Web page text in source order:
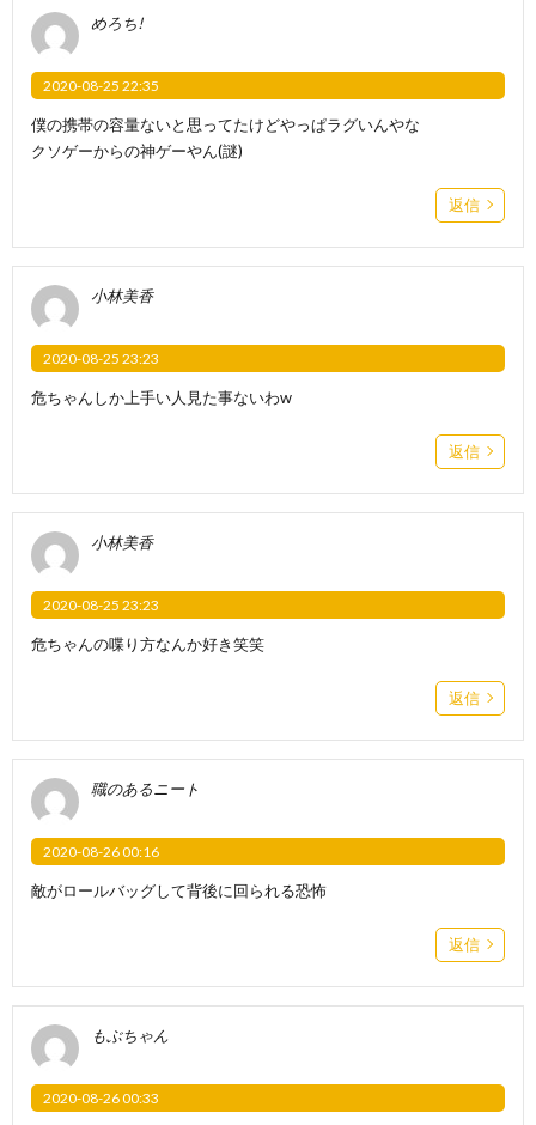
めろち!
2020-08-25 22:35
僕の携帯の容量ないと思ってたけどやっぱラグいんやな
クソゲーからの神ゲーやん(謎)
返信
小林美香
2020-08-25 23:23
危ちゃんしか上手い人見た事ないわw
返信
小林美香
2020-08-25 23:23
危ちゃんの喋り方なんか好き笑笑
返信
職のあるニート
2020-08-26 00:16
敵がロールバッグして背後に回られる恐怖
返信
もぶちゃん
2020-08-26 00:33